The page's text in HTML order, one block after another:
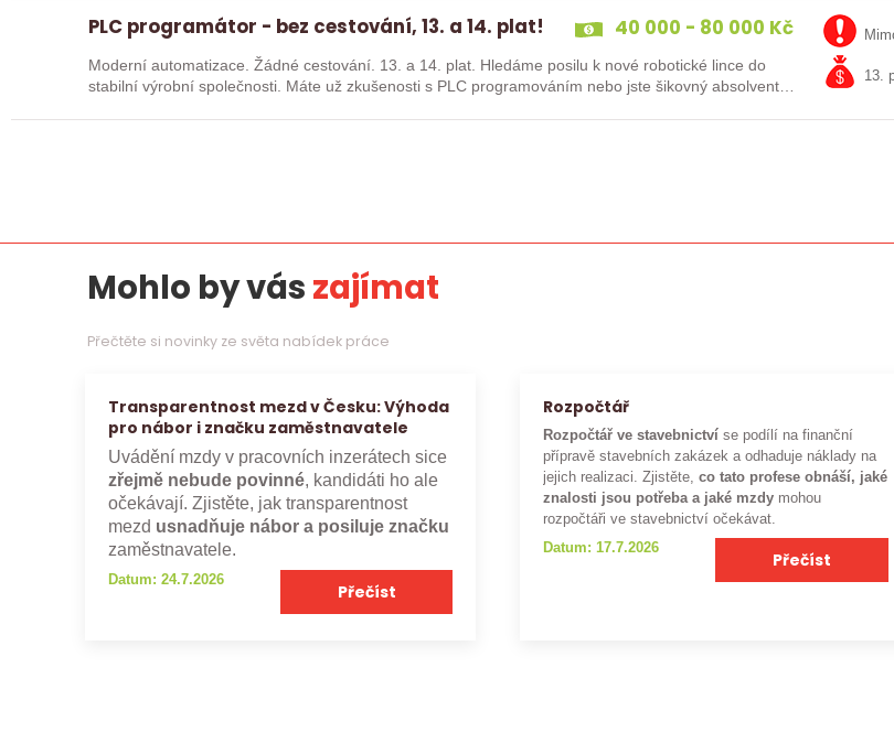
PLC programátor - bez cestování, 13. a 14. plat! 40 000 - 80 000 Kč
Moderní automatizace. Žádné cestování. 13. a 14. plat. Hledáme posilu k nové robotické lince do
stabilní výrobní společnosti. Máte už zkušenosti s PLC programováním nebo jste šikovný absolvent…
13.
Mohlo by vászajímat
Přečtěte si novinky ze světa nabídek práce
Transparentnost mezd v Česku: Výhoda
pro nábor i značku zaměstnavatele
Uvádění mzdy v pracovních inzerátech sice
zřejmě nebude povinné, kandidáti ho ale
očekávají. Zjistěte, jak transparentnost
mezd usnadňuje nábor a posiluje značku
zaměstnavatele.
Datum: 24.7.2026
Přečíst
Rozpočtář
Rozpočtář ve stavebnictví se podílí na finanční
přípravě stavebních zakázek a odhaduje náklady na
jejich realizaci. Zjistěte,co tato profese obnáší, jaké
znalosti jsou potřeba a jaké mzdy mohou
rozpočtáři ve stavebnictví očekávat.
Datum: 17.7.2026
Přečíst